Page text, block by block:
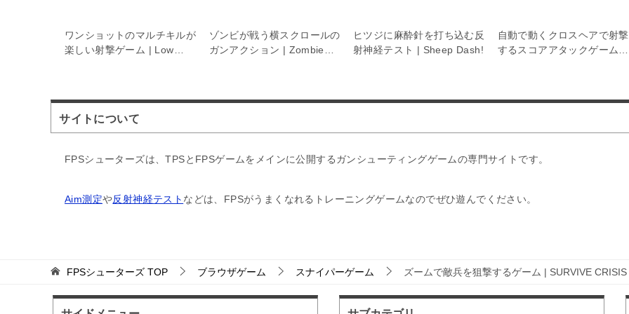
ワンショットのマルチキルが
楽しい射撃ゲーム | Low
ゾンビが戦う横スクロールの
ガンアクション | Zombie
ヒツジに麻酔針を打ち込む反
射神経テスト | Sheep Dash!
自動で動くクロスヘアで射撃
するスコアアタックゲーム |
サイトについて
FPSシューターズは、TPSとFPSゲームをメインに公開するガンシューティングゲームの専門サイトです。
Aim測定や反射神経テスト などは、FPSがうまくなれるトレーニングゲームなのでぜひ遊んでください。
FPSシューターズ TOP ブラウザゲーム スナイパーゲーム ズームで敵兵を狙撃するゲーム | SURVIVE CRISIS